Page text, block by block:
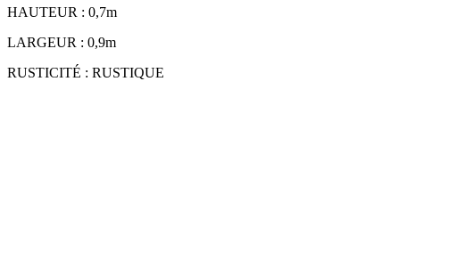
HAUTEUR : 0,7m
LARGEUR : 0,9m
RUSTICITÉ : RUSTIQUE